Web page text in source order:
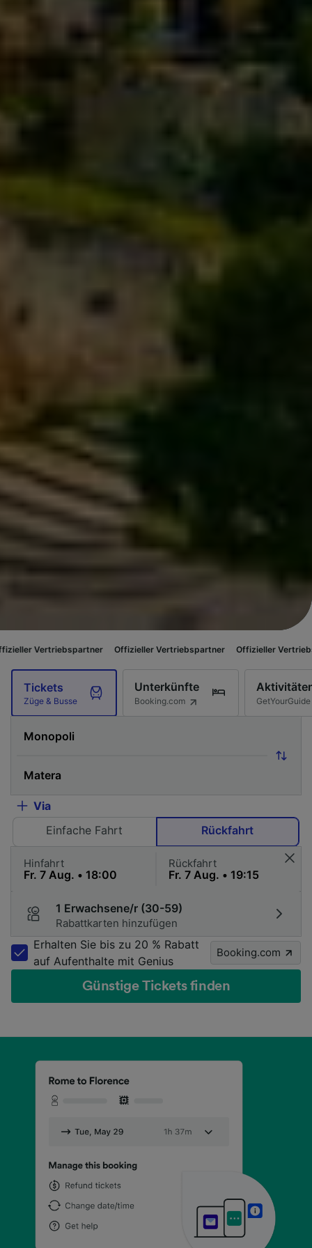
Offizieller Vertriebspartner Offizieller Vertriebspartner
Tickets
Züge & Busse
Unterkünfte
Booking.com GetYourGuide
Via
Einfache Fahrt
Rückfahrt
Hinfahrt Rückfahrt
1 Erwachsene/r (30-59)
Rabattkarten hinzufügen
Erhalten Sie bis zu 20 % Rabatt
auf Aufenthalte mit Genius
Booking.com
Günstige Tickets finden